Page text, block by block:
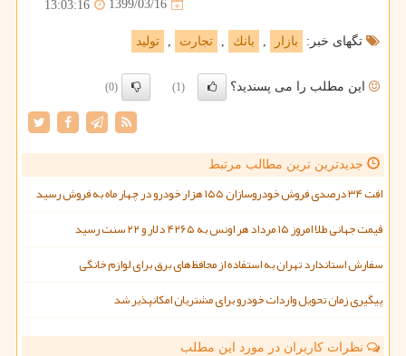
1399/03/16
13:03:16
تگهای خبر: بازار , بانك , تجارت , تولید
این مطلب را می پسندید؟ (1)
(0)
جدیدترین ترین مطالب مرتبط
افت ۳۴ درصدی فروش خودروسازان ۱۵۵ هزار خودرو در چهار ماه به فروش رسید
قیمت جهانی طلا امروز ۱۵ مرداد هر اونس به ۴۲۶۵ دلار و ۲۲ سنت رسید
سفارش استاندارد تهران به استفاده از محافظ های برق برای لوازم خانگی
پیگیری زمان تحویل واردات خودرو برای مشتریان امکانپذیر شد
نظرات کاربران در مورد این مطلب